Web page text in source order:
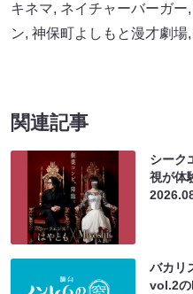
キネマ, ネイチャーバーガー,
ン, 神保町よしもと漫才劇場,
関連記事
シーク
視が体
バカリ
vol.2の